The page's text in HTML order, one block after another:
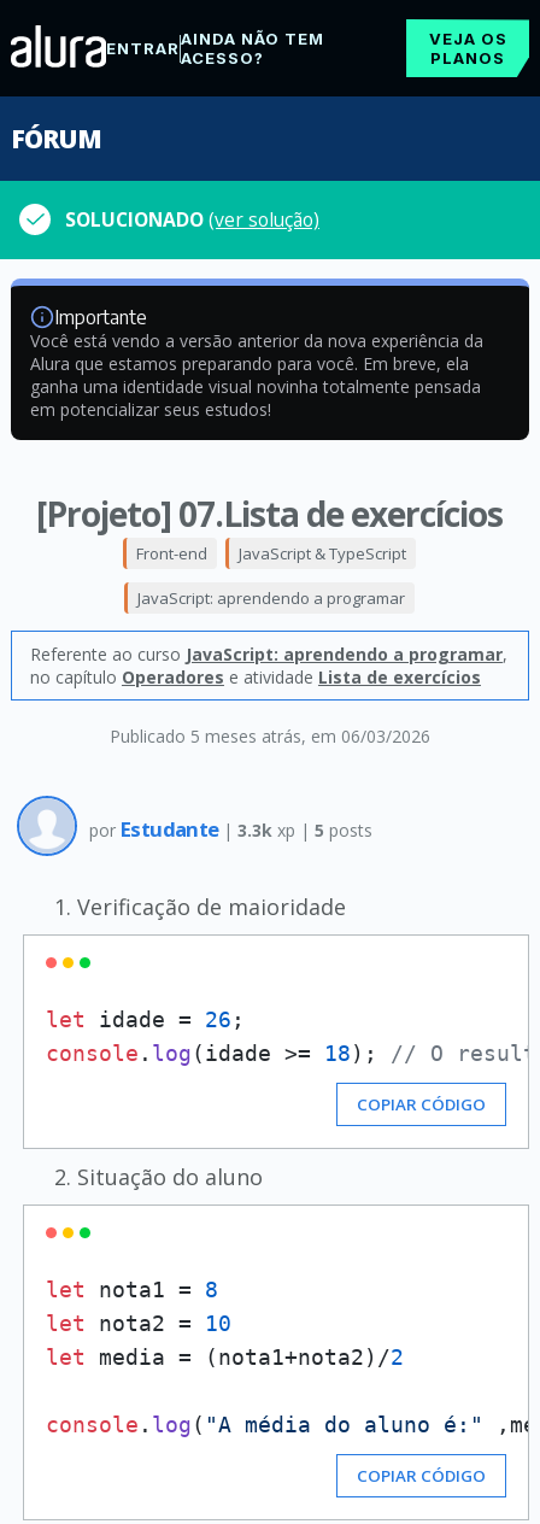
ENTRARAINDA NÃO TEM
ACESSO?
VEJA OS
PLANOS
FÓRUM
SOLUCIONADO(ver solução)
Importante
Você está vendo a versão anterior da nova experiência da
Alura que estamos preparando para você. Em breve, ela
ganha uma identidade visual novinha totalmente pensada
em potencializar seus estudos!
[Projeto] 07.Lista de exercícios
Publicado 5 meses atrás, em 06/03/2026
Front-end JavaScript & TypeScript
JavaScript: aprendendo a programar
Referente ao curso JavaScript: aprendendo a programar,
no capítulo Operadores e atividade Lista de exercícios
por Estudante | 3.3k xp | 5 posts
Verificação de maioridade
let idade = 26
console . log(idade >= 18); // O
COPIAR CÓDIGO
Situação do aluno
let nota1 = 8
let nota2 = 10
let media = (nota1+nota2)/2
console . log( "A média do aluno é:"
COPIAR CÓDIGO